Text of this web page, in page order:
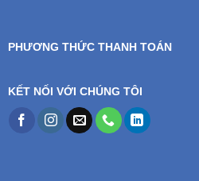
PHƯƠNG THỨC THANH TOÁN
KẾT NỐI VỚI CHÚNG TÔI